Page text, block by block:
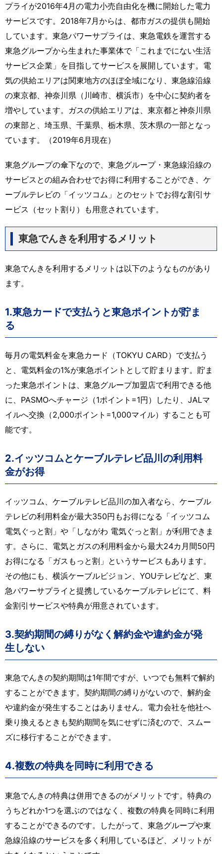
プライが2016年4月の電力小売自由化を機に開始した電力
サービスです。2018年7月からは、都市ガスの提供も開始
しています。東急パワーサプライは、東急電鉄を運営する
東急グループから生まれた事業体で「これまでにない生活
サービス企業」を目指してサービスを展開しています。電
気の供給エリアは関東地方のほぼ全域になり、東急線沿線
の東京都、神奈川県（川崎市、横浜市）を中心に契約者を
増やしています。ガスの供給エリアは、東京都と神奈川県
の東部と、埼玉県、千葉県、栃木県、茨木県の一部となっ
ています。（2019年6月現在）
東急グループの傘下なので、東急グループ・東急線沿線の
サービスとの組み合わせでお得に利用することができ、ケ
ーブルテレビの「イッツコム」とのセットでお得な割引サ
ービス（セット割り）も用意されています。
東急でんきを利用するメリット
東急でんきを利用するメリットは以下のようなものがあり
ます。
1.東急カードで支払うと東急ポイントが貯ま
る
毎月の電気料金を東急カード（TOKYU CARD）で支払う
と、電気料金の1%が東急ポイントとして貯まります。貯ま
った東急ポイントは、東急グループ加盟店で利用できる他
に、PASMOへチャージ（1ポイント=1円）したり、JALマ
イルへ交換（2,000ポイント=1,000マイル）することも可
能です。
2.イッツコムとケーブルテレビ品川の利用料
金がお得
イッツコム、ケーブルテレビ品川の加入者なら、ケーブル
テレビの利用料金が最大350円もお得になる「イッツコム
電気ぐっと割」や「しながわ 電気ぐっと割」が利用できま
す。さらに、電気とガスの利用料金から最大24カ月間50円
お得になる「ガスもっと割」というサービスもあります。
その他にも、横浜ケーブルビジョン、YOUテレビなど、東
急パワーサプライと提携しているケーブルテレビにて、料
金割引サービスや特典が用意されています。
3.契約期間の縛りがなく解約金や違約金が発
生しない
東急でんきの契約期間は1年間ですが、いつでも無料で解約
することができます。契約期間の縛りがないので、解約金
や違約金が発生することはありません。電力会社を他社へ
乗り換えるときも契約期間を気にせずに済むので、スムー
ズに移行することができます。
4.複数の特典を同時に利用できる
東急でんきの特典は併用できるのがメリットです。特典の
うちどれか1つを選ぶのではなく、複数の特典を同時に利用
することができるのです。したがって、東急グループや東
急線沿線のサービスを多く利用しているほど、メリットが